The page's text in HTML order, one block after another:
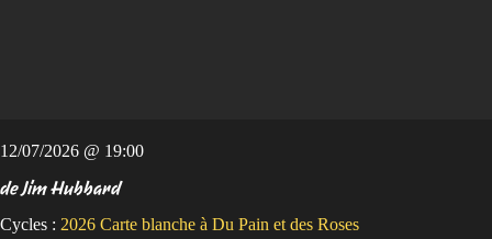
12/07/2026 @ 19:00
de Jim Hubbard
Cycles : 2026 Carte blanche à Du Pain et des Roses